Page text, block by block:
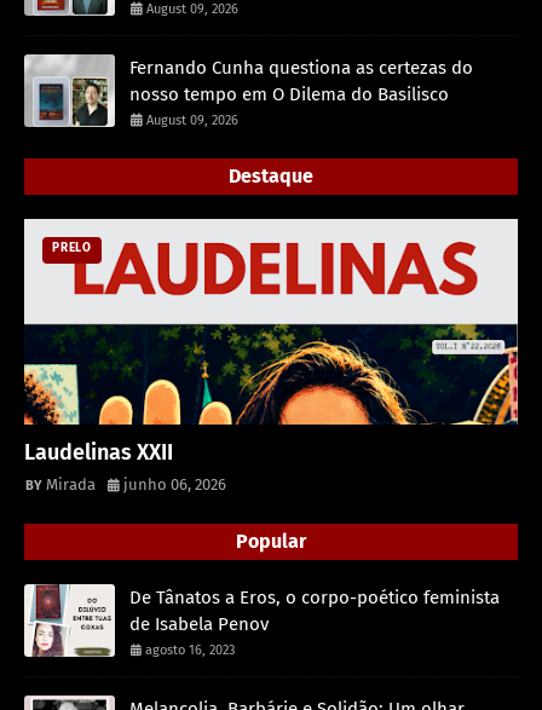
August 09, 2026
Fernando Cunha questiona as certezas do
nosso tempo em O Dilema do Basilisco
August 09, 2026
Destaque
PRELO
Laudelinas XXII
Mirada junho 06, 2026
Popular
De Tânatos a Eros, o corpo-poético feminista
de Isabela Penov
agosto 16, 2023